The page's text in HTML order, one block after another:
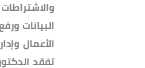
البيانات
الأعمال